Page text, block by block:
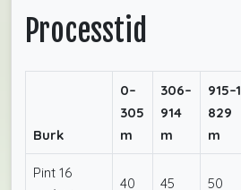
Processtid
Burk
0–
305
m
306–
914
m
915–1
829
m
Pint 16
40
45
50